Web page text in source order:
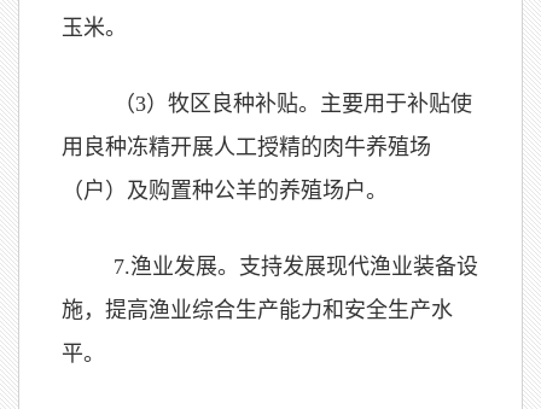
玉米。
（3）牧区良种补贴。主要用于补贴使
用良种冻精开展人工授精的肉牛养殖场
（户）及购置种公羊的养殖场户。
7.渔业发展。 支持发展现代渔业装备设
施，提高渔业综合生产能力和安全生产水
平。